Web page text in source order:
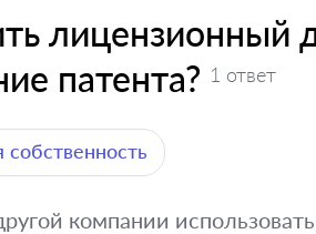
лицензионный
патента? 1 ответ
компании